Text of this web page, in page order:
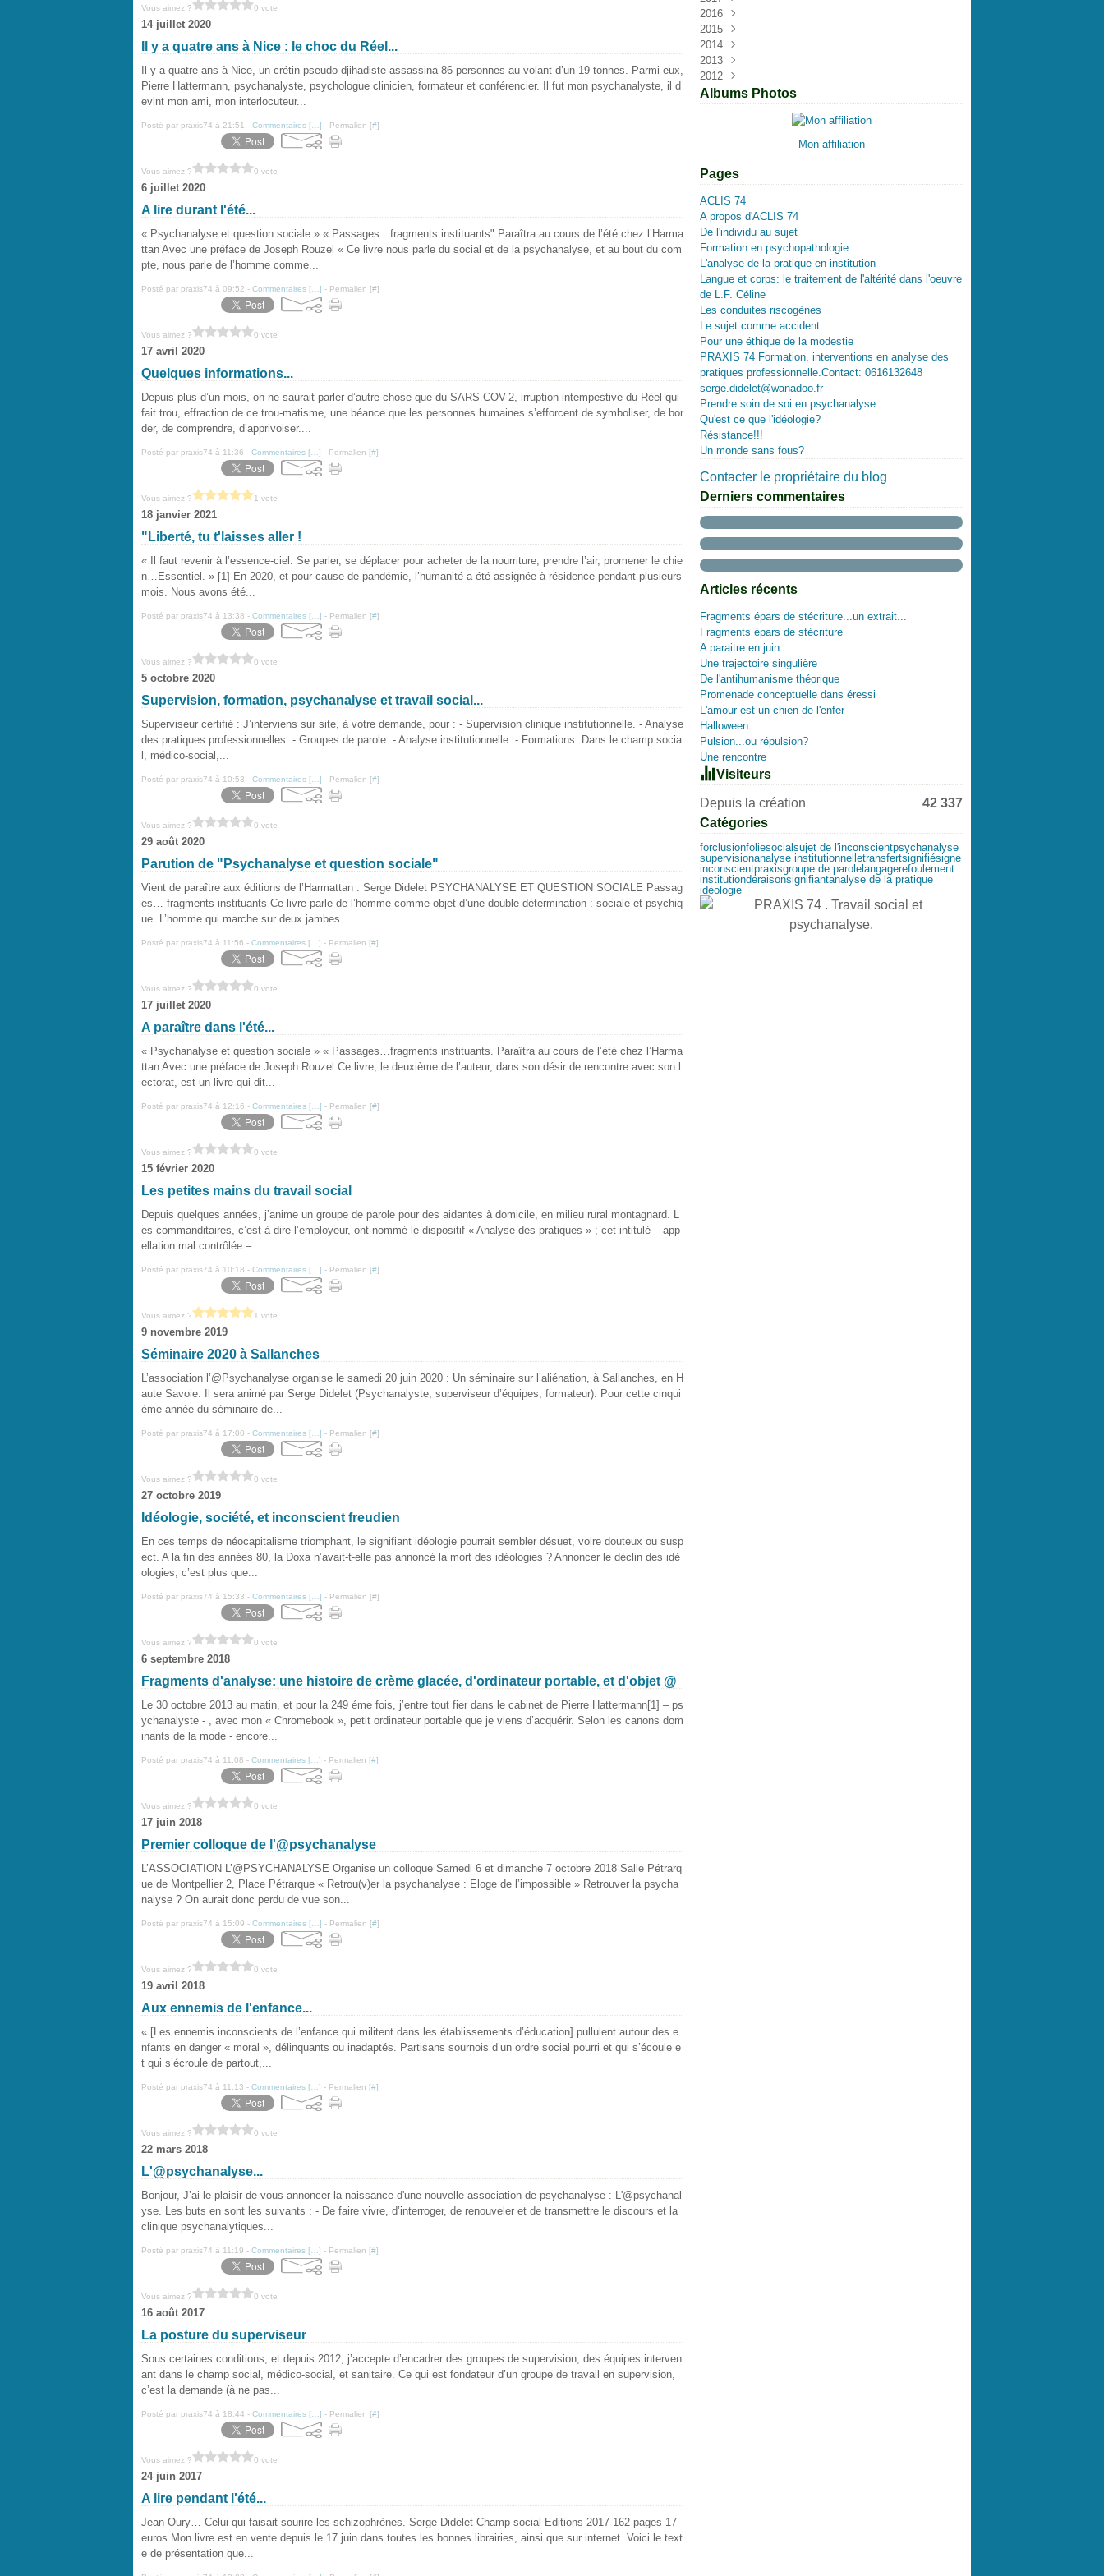
Vous aimez ? 0 vote
14 juillet 2020
Il y a quatre ans à Nice : le choc du Réel...
Il y a quatre ans à Nice, un crétin pseudo djihadiste assassina 86 personnes au volant d’un 19 tonnes. Parmi eux,
Pierre Hattermann, psychanalyste, psychologue clinicien, formateur et conférencier. Il fut mon psychanalyste, il d
evint mon ami, mon interlocuteur...
Posté par praxis74 à 21:51 - Commentaires [ ] - Permalien [#]
Vous aimez ? 0 vote
6 juillet 2020
A lire durant l'été...
« Psychanalyse et question sociale » « Passages…fragments instituants" Paraîtra au cours de l’été chez l’Harma
ttan Avec une préface de Joseph Rouzel « Ce livre nous parle du social et de la psychanalyse, et au bout du com
pte, nous parle de l’homme comme...
Posté par praxis74 à 09:52 - Commentaires [ ] - Permalien [#]
Vous aimez ? 0 vote
17 avril 2020
Quelques informations...
Depuis plus d’un mois, on ne saurait parler d’autre chose que du SARS-COV-2, irruption intempestive du Réel qui
fait trou, effraction de ce trou-matisme, une béance que les personnes humaines s’efforcent de symboliser, de bor
der, de comprendre, d’apprivoiser....
Posté par praxis74 à 11:36 - Commentaires [ ] - Permalien [#]
Vous aimez ? 1 vote
18 janvier 2021
"Liberté, tu t'laisses aller !
« Il faut revenir à l’essence-ciel. Se parler, se déplacer pour acheter de la nourriture, prendre l’air, promener le chie
n…Essentiel. » [1] En 2020, et pour cause de pandémie, l’humanité a été assignée à résidence pendant plusieurs
mois. Nous avons été...
Posté par praxis74 à 13:38 - Commentaires [ ] - Permalien [#]
Vous aimez ? 0 vote
5 octobre 2020
Supervision, formation, psychanalyse et travail social...
Superviseur certifié : J’interviens sur site, à votre demande, pour : - Supervision clinique institutionnelle. - Analyse
des pratiques professionnelles. - Groupes de parole. - Analyse institutionnelle. - Formations. Dans le champ socia
l, médico-social,...
Posté par praxis74 à 10:53 - Commentaires [ ] - Permalien [#]
Vous aimez ? 0 vote
29 août 2020
Parution de "Psychanalyse et question sociale"
Vient de paraître aux éditions de l’Harmattan : Serge Didelet PSYCHANALYSE ET QUESTION SOCIALE Passag
es… fragments instituants Ce livre parle de l’homme comme objet d’une double détermination : sociale et psychiq
ue. L’homme qui marche sur deux jambes...
Posté par praxis74 à 11:56 - Commentaires [ ] - Permalien [#]
Vous aimez ? 0 vote
17 juillet 2020
A paraître dans l'été...
« Psychanalyse et question sociale » « Passages…fragments instituants. Paraîtra au cours de l’été chez l’Harma
ttan Avec une préface de Joseph Rouzel Ce livre, le deuxième de l’auteur, dans son désir de rencontre avec son l
ectorat, est un livre qui dit...
Posté par praxis74 à 12:16 - Commentaires [ ] - Permalien [#]
Vous aimez ? 0 vote
15 février 2020
Les petites mains du travail social
Depuis quelques années, j’anime un groupe de parole pour des aidantes à domicile, en milieu rural montagnard. L
es commanditaires, c’est-à-dire l’employeur, ont nommé le dispositif « Analyse des pratiques » ; cet intitulé – app
ellation mal contrôlée –...
Posté par praxis74 à 10:18 - Commentaires [ ] - Permalien [#]
Vous aimez ? 1 vote
9 novembre 2019
Séminaire 2020 à Sallanches
L’association l’@Psychanalyse organise le samedi 20 juin 2020 : Un séminaire sur l’aliénation, à Sallanches, en H
aute Savoie. Il sera animé par Serge Didelet (Psychanalyste, superviseur d’équipes, formateur). Pour cette cinqui
ème année du séminaire de...
Posté par praxis74 à 17:00 - Commentaires [ ] - Permalien [#]
Vous aimez ? 0 vote
27 octobre 2019
Idéologie, société, et inconscient freudien
En ces temps de néocapitalisme triomphant, le signifiant idéologie pourrait sembler désuet, voire douteux ou susp
ect. A la fin des années 80, la Doxa n’avait-t-elle pas annoncé la mort des idéologies ? Annoncer le déclin des idé
ologies, c’est plus que...
Posté par praxis74 à 15:33 - Commentaires [ ] - Permalien [#]
Vous aimez ? 0 vote
6 septembre 2018
Fragments d'analyse: une histoire de crème glacée, d'ordinateur portable, et d'objet @
Le 30 octobre 2013 au matin, et pour la 249 éme fois, j’entre tout fier dans le cabinet de Pierre Hattermann[1] – ps
ychanalyste - , avec mon « Chromebook », petit ordinateur portable que je viens d’acquérir. Selon les canons dom
inants de la mode - encore...
Posté par praxis74 à 11:08 - Commentaires [ ] - Permalien [#]
Vous aimez ? 0 vote
17 juin 2018
Premier colloque de l'@psychanalyse
L’ASSOCIATION L’@PSYCHANALYSE Organise un colloque Samedi 6 et dimanche 7 octobre 2018 Salle Pétrarq
ue de Montpellier 2, Place Pétrarque « Retrou(v)er la psychanalyse : Eloge de l’impossible » Retrouver la psycha
nalyse ? On aurait donc perdu de vue son...
Posté par praxis74 à 15:09 - Commentaires [ ] - Permalien [#]
Vous aimez ? 0 vote
19 avril 2018
Aux ennemis de l'enfance...
« [Les ennemis inconscients de l’enfance qui militent dans les établissements d’éducation] pullulent autour des e
nfants en danger « moral », délinquants ou inadaptés. Partisans sournois d’un ordre social pourri et qui s’écoule e
t qui s’écroule de partout,...
Posté par praxis74 à 11:13 - Commentaires [ ] - Permalien [#]
Vous aimez ? 0 vote
22 mars 2018
L'@psychanalyse...
Bonjour, J’ai le plaisir de vous annoncer la naissance d'une nouvelle association de psychanalyse : L'@psychanal
yse. Les buts en sont les suivants : - De faire vivre, d’interroger, de renouveler et de transmettre le discours et la
clinique psychanalytiques...
Posté par praxis74 à 11:19 - Commentaires [ ] - Permalien [#]
Vous aimez ? 0 vote
16 août 2017
La posture du superviseur
Sous certaines conditions, et depuis 2012, j’accepte d’encadrer des groupes de supervision, des équipes interven
ant dans le champ social, médico-social, et sanitaire. Ce qui est fondateur d’un groupe de travail en supervision,
c’est la demande (à ne pas...
Posté par praxis74 à 18:44 - Commentaires [ ] - Permalien [#]
Vous aimez ? 0 vote
24 juin 2017
A lire pendant l'été...
Jean Oury… Celui qui faisait sourire les schizophrènes. Serge Didelet Champ social Editions 2017 162 pages 17
euros Mon livre est en vente depuis le 17 juin dans toutes les bonnes librairies, ainsi que sur internet. Voici le text
e de présentation que...
Février
Janvier
Août
Juin
Avril
Mars
Janvier
Avril
Février
Juin
Mai(1)
Mars
Novembre
Septembre
Juin
Avril
Mars
Novembre
Octobre
Août
Juin
Avril
Mars(1)
2016
Novembre
Août
Mai(1)
Février
2015
Décembre
Novembre
Août
Mai(2)
Mars(1)
2014
Novembre
Septembre
Juillet(1)
Juin(1)
2013
Décembre
Octobre(1)
Septembre(2)
2012
Décembre(1)
Albums Photos
Mon affiliation
Pages
ACLIS 74
A propos d'ACLIS 74
De l'individu au sujet
Formation en psychopathologie
L'analyse de la pratique en institution
Langue et corps: le traitement de l'altérité dans l'oeuvre
de L.F. Céline
Les conduites riscogènes
Le sujet comme accident
Pour une éthique de la modestie
PRAXIS 74 Formation, interventions en analyse des
pratiques professionnelle.Contact: 0616132648
serge.didelet@wanadoo.fr
Prendre soin de soi en psychanalyse
Qu'est ce que l'idéologie?
Résistance!!!
Un monde sans fous?
Contacter le propriétaire du blog
Derniers commentaires
Articles récents
Fragments épars de stécriture...un extrait...
Fragments épars de stécriture
A paraitre en juin...
Une trajectoire singulière
De l'antihumanisme théorique
Promenade conceptuelle dans éressi
L'amour est un chien de l'enfer
Halloween
Pulsion...ou répulsion?
Une rencontre
Visiteurs
Depuis la création
42 337
Catégories
forclusionfoliesocialsujet de l'inconscientpsychanalyse
supervisionanalyse institutionnelletransfertsignifiésigne
inconscientpraxisgroupe de parole langagerefoulement
institutiondéraisonsignifiantanalyse de la pratique
idéologie